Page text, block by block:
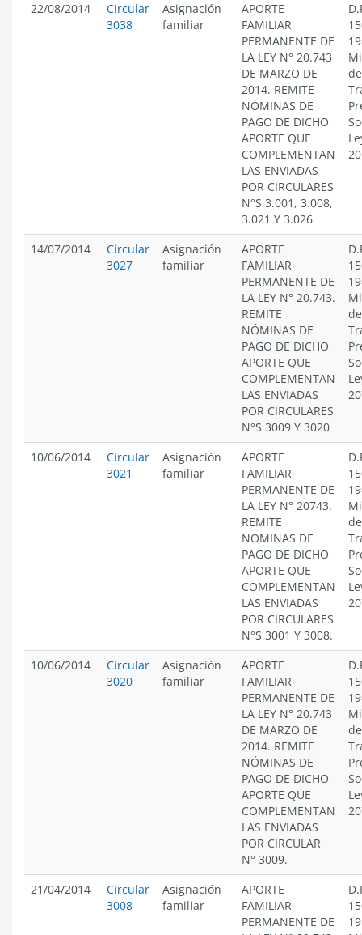
22/08/2014
Circular
3038
Asignación
familiar
APORTE
FAMILIAR
PERMANENTE DE
LA LEY N° 20.743
DE MARZO DE
2014. REMITE
NÓMINAS DE
PAGO DE DICHO
APORTE QUE
COMPLEMENTAN
LAS ENVIADAS
POR CIRCULARES
N°S 3.001, 3.008,
3.021 Y 3.026
14/07/2014
Circular
3027
Asignación
familiar
APORTE
FAMILIAR
PERMANENTE DE
LA LEY N° 20.743.
REMITE
NÓMINAS DE
PAGO DE DICHO
APORTE QUE
COMPLEMENTAN
LAS ENVIADAS
POR CIRCULARES
N°S 3009 Y 3020
10/06/2014
Circular
3021
Asignación
familiar
APORTE
FAMILIAR
PERMANENTE DE
LA LEY N° 20743.
REMITE
NOMINAS DE
PAGO DE DICHO
APORTE QUE
COMPLEMENTAN
LAS ENVIADAS
POR CIRCULARES
N°S 3001 Y 3008.
10/06/2014
Circular
3020
Asignación
familiar
APORTE
FAMILIAR
PERMANENTE DE
LA LEY N° 20.743
DE MARZO DE
2014. REMITE
NÓMINAS DE
PAGO DE DICHO
APORTE QUE
COMPLEMENTAN
LAS ENVIADAS
POR CIRCULAR
N° 3009.
21/04/2014
Circular
3008
Asignación
familiar
APORTE
FAMILIAR
PERMANENTE DE